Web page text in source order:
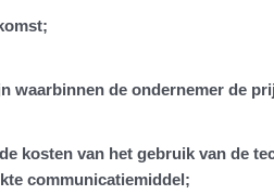
waarbinnen de ondernemer de
kosten van het gebruik van de
communicatiemiddel;